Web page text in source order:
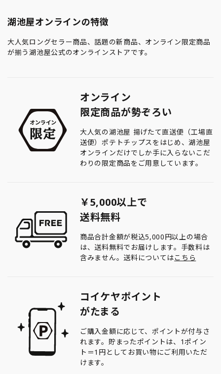
湖池屋オンラインの特徴
大人気ロングセラー商品、話題の新商品、オンライン限定商品
が揃う湖池屋公式のオンラインストアです。
オンライン
限定商品が勢ぞろい
大人気の湖池屋 揚げたて直送便（工場直
送便）ポテトチップスをはじめ、湖池屋
オンラインだけでしか手に入らないこだ
わりの限定商品をご用意しています。
￥5,000以上で
送料無料
商品合計金額が税込5,000円以上の場合
は、送料無料でお届けします。手数料は
含みません。送料についてはこちら
コイケヤポイント
がたまる
ご購入金額に応じて、ポイントが付与さ
れます。貯まったポイントは、1ポイン
ト＝1円としてお買い物にご利用いただ
けます。